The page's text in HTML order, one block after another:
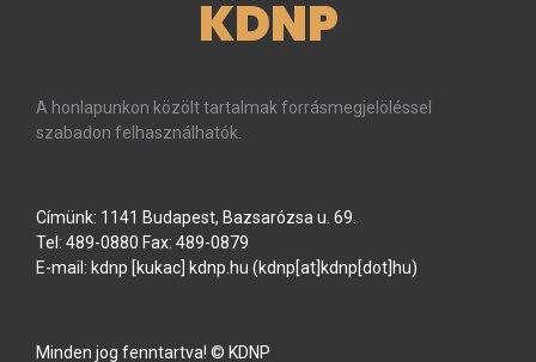
KDNP
A honlapunkon közölt tartalmak forrásmegjelöléssel
szabadon felhasználhatók.
Címünk: 1141 Budapest, Bazsarózsa u. 69.
Tel: 489-0880 Fax: 489-0879
E-mail: kdnp [kukac] kdnp hu (kdnp[at]kdnp[dot]hu)
Minden jog fenntartva! © KDNP